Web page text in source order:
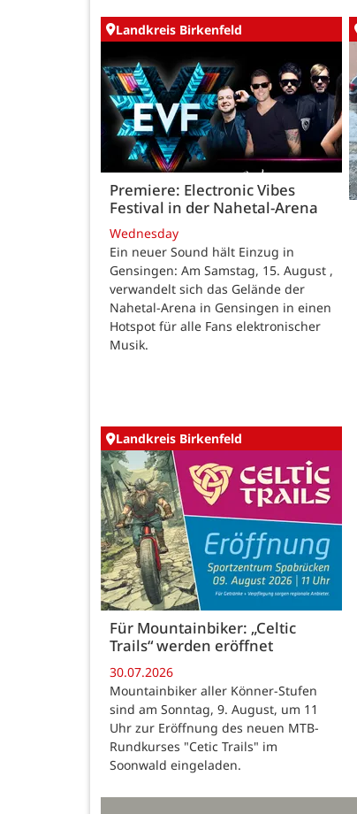
Landkreis Birkenfeld
Premiere: Electronic Vibes
Festival in der Nahetal-Arena
Wednesday
Ein neuer Sound hält Einzug in
Gensingen: Am Samstag, 15. August ,
verwandelt sich das Gelände der
Nahetal-Arena in Gensingen in einen
Hotspot für alle Fans elektronischer
Musik.
Landkreis Birkenfeld
Für Mountainbiker: „Celtic
Trails“ werden eröffnet
30.07.2026
Mountainbiker aller Könner-Stufen
sind am Sonntag, 9. August, um 11
Uhr zur Eröffnung des neuen MTB-
Rundkurses "Cetic Trails" im
Soonwald eingeladen.